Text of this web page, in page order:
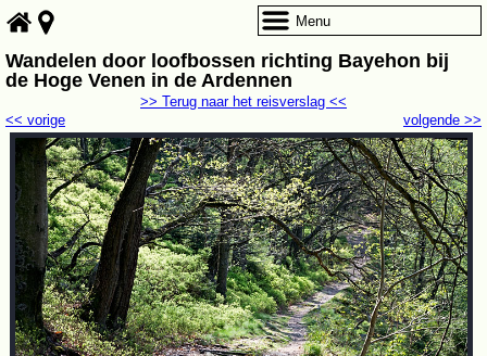
Wandelen door loofbossen richting Bayehon bij
de Hoge Venen in de Ardennen
volgende >>
<< vorige
>> Terug naar het reisverslag <<
Menu